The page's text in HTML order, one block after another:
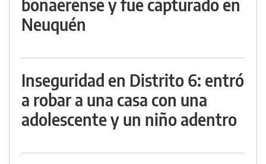
bonaerense y fue capturado en
Neuquén
Inseguridad en Distrito 6: entró
a robar a una casa con una
adolescente y un niño adentro